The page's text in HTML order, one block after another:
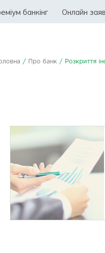
банкінг Онлайн
/ Про банк / Розкриття